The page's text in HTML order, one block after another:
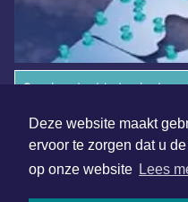
Deze website maakt
ervoor te zorgen dat u
op onze website Lees
Overige dagbladen in de
Algemene voorwaarden
Disclaimer